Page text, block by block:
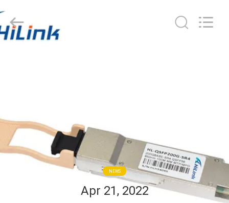
O
NAS
HiLink
Technology
Co.,Ltd..
All
Rights
NEWS
Apr 21, 2022